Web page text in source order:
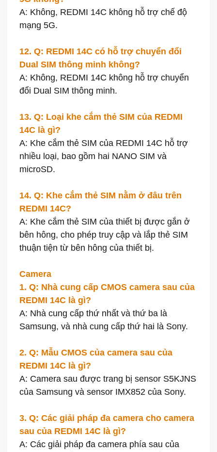
A: Không, REDMI 14C không hỗ trợ chế độ
mạng 5G.
12. Q: REDMI 14C có hỗ trợ chuyển đổi
Dual SIM thông minh không?
A: Không, REDMI 14C không hỗ trợ chuyển
đổi Dual SIM thông minh.
13. Q: Loại khe cắm thẻ SIM của REDMI
14C là gì?
A: Khe cắm thẻ SIM của REDMI 14C hỗ trợ
nhiều loại, bao gồm hai NANO SIM và
microSD.
14. Q: Khe cắm thẻ SIM nằm ở đâu trên
REDMI 14C?
A: Khe cắm thẻ SIM của thiết bị được gắn ở
bên hông, cho phép truy cập và lắp thẻ SIM
thuận tiện từ bên hông của thiết bị.
Camera
1. Q: Nhà cung cấp CMOS camera sau của
REDMI 14C là gì?
A: Nhà cung cấp thứ nhất và thứ ba là
Samsung, và nhà cung cấp thứ hai là Sony.
2. Q: Mẫu CMOS của camera sau của
REDMI 14C là gì?
A: Camera sau được trang bị sensor S5KJNS
của Samsung và sensor IMX852 của Sony.
3. Q: Các giải pháp đa camera cho camera
sau của REDMI 14C là gì?
A: Các giải pháp đa camera phía sau của